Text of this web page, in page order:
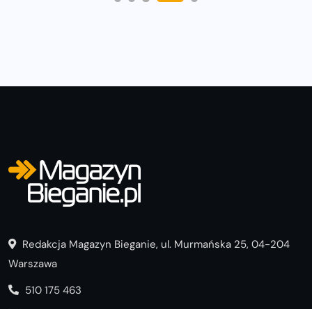
Redakcja Magazyn Bieganie, ul. Murmańska 25, 04-204
Warszawa
510 175 463